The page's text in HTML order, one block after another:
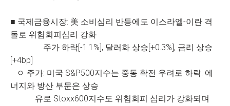
■ 국제금융시장: 美 소비심리 반등에도 이스라엘-이란 격
돌로 위험회피심리 강화
주가 하락[-1.1%], 달러화 상승[+0.3%], 금리 상승
[+4bp]
ㅇ 주가: 미국 S&P500지수는 중동 확전 우려로 하락. 에
너지와 방산 부문은 상승
유로 Stoxx600지수도 위험회피 심리가 강화되며